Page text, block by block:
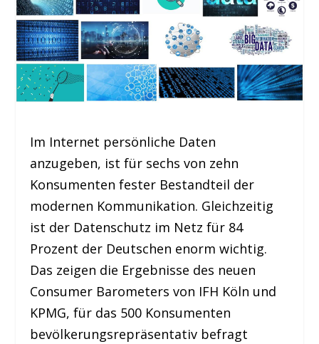
Im Internet persönliche Daten
anzugeben, ist für sechs von zehn
Konsumenten fester Bestandteil der
modernen Kommunikation. Gleichzeitig
ist der Datenschutz im Netz für 84
Prozent der Deutschen enorm wichtig.
Das zeigen die Ergebnisse des neuen
Consumer Barometers von IFH Köln und
KPMG, für das 500 Konsumenten
bevölkerungsrepräsentativ befragt